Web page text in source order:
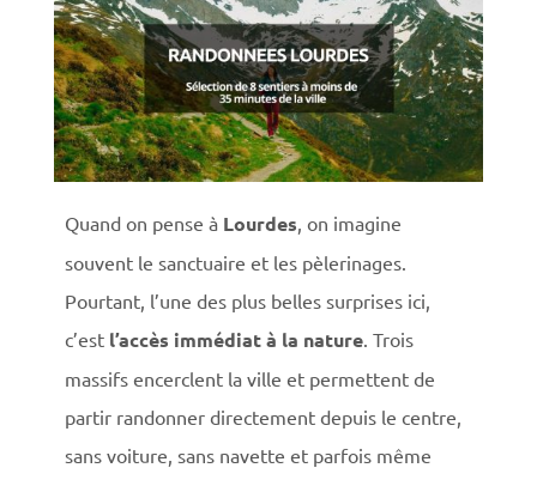
Quand on pense à Lourdes, on imagine
souvent le sanctuaire et les pèlerinages.
Pourtant, l’une des plus belles surprises ici,
c’est l’accès immédiat à la nature. Trois
massifs encerclent la ville et permettent de
partir randonner directement depuis le centre,
sans voiture, sans navette et parfois même